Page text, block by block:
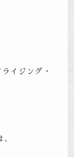
イジング・